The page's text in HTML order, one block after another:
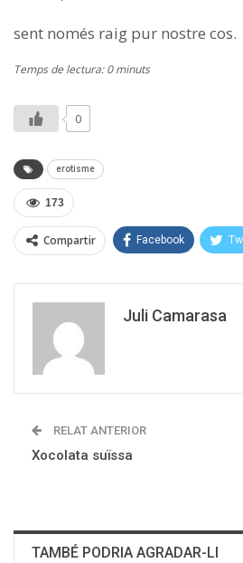
sent només raig pur nostre cos.
Temps de lectura: 0 minuts
0
erotisme
173
Compartir Facebook
Juli Camarasa
RELAT ANTERIOR
Xocolata suïssa
TAMBÉ PODRIA AGRADAR-LI